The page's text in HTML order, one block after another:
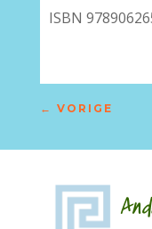
ISBN
← VORIGE